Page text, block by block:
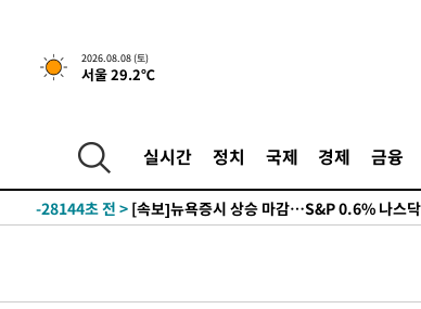
2026.08.08 (토)
서울 29.2℃
실시간 정치 국제 경제 금융
-28144초 전 > [속보]뉴욕증시 상승 마감…S&P 0.6% 나스